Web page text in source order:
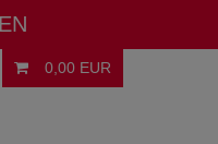
0,00 EUR